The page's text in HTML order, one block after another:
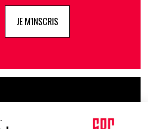
JE M'INSCRIS